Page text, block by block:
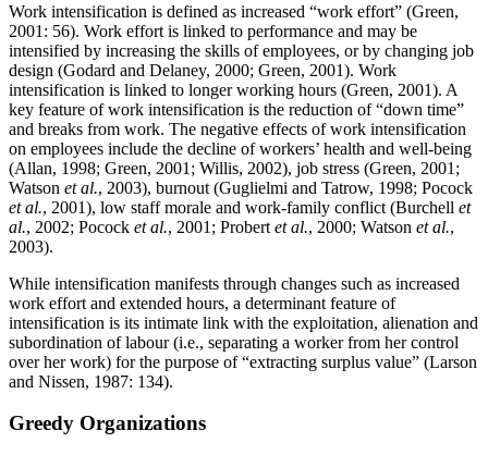
Work intensification is defined as increased “work effort” (Green,
2001: 56). Work effort is linked to performance and may be
intensified by increasing the skills of employees, or by changing job
design (Godard and Delaney, 2000; Green, 2001). Work
intensification is linked to longer working hours (Green, 2001). A
key feature of work intensification is the reduction of “down time”
and breaks from work. The negative effects of work intensification
on employees include the decline of workers’ health and well-being
(Allan, 1998; Green, 2001; Willis, 2002), job stress (Green, 2001;
Watson et al., 2003), burnout (Guglielmi and Tatrow, 1998; Pocock
et al., 2001), low staff morale and work-family conflict (Burchell et
al., 2002; Pocock et al., 2001; Probert et al., 2000; Watson et al.,
2003).
While intensification manifests through changes such as increased
work effort and extended hours, a determinant feature of
intensification is its intimate link with the exploitation, alienation and
subordination of labour (i.e., separating a worker from her control
over her work) for the purpose of “extracting surplus value” (Larson
and Nissen, 1987: 134).
Greedy Organizations